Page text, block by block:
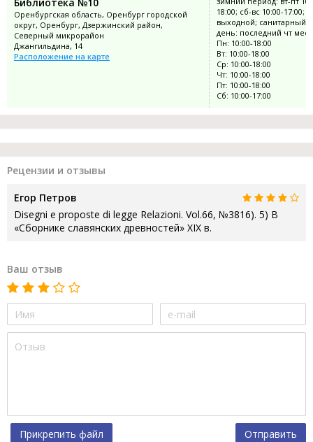
Библиотека №10
Оренбургская область, Оренбург городской
округ, Оренбург, Дзержинский район,
Северный микрорайон
Джангильдина, 14
Расположение на карте
18:00; сб-вс 10:00-17:00;
выходной; санитарный
день: последний чт
Пн: 10:00-18:00
Вт: 10:00-18:00
Ср: 10:00-18:00
Чт: 10:00-18:00
Пт: 10:00-18:00
Сб: 10:00-17:00
Рецензии и отзывы
Егор Петров
Disegni e proposte di legge Relazioni. Vol.66, №3816). 5) В
«Сборнике славянских древностей» XIX в.
Ваш отзыв
Прикрепить файл Отправить